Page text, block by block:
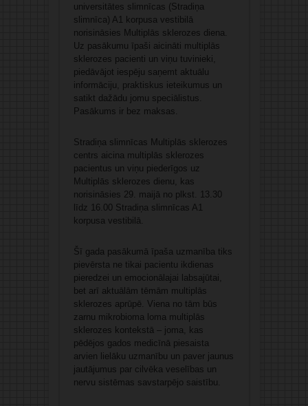
universitātes slimnīcas (Stradiņa
slimnīca) A1 korpusa vestibilā
norisināsies Multiplās sklerozes diena.
Uz pasākumu īpaši aicināti multiplās
sklerozes pacienti un viņu tuvinieki,
piedāvājot iespēju saņemt aktuālu
informāciju, praktiskus ieteikumus un
satikt dažādu jomu speciālistus.
Pasākums ir bez maksas.
Stradiņa slimnīcas Multiplās sklerozes
centrs aicina multiplās sklerozes
pacientus un viņu piederīgos uz
Multiplās sklerozes dienu, kas
norisināsies 29. maijā no plkst. 13.30
līdz 16.00 Stradiņa slimnīcas A1
korpusa vestibilā.
Šī gada pasākumā īpaša uzmanība tiks
pievērsta ne tikai pacientu ikdienas
pieredzei un emocionālajai labsajūtai,
bet arī aktuālām tēmām multiplās
sklerozes aprūpē. Viena no tām būs
zarnu mikrobioma loma multiplās
sklerozes kontekstā – joma, kas
pēdējos gados medicīnā piesaista
arvien lielāku uzmanību un paver jaunus
jautājumus par cilvēka veselības un
nervu sistēmas savstarpējo saistību.